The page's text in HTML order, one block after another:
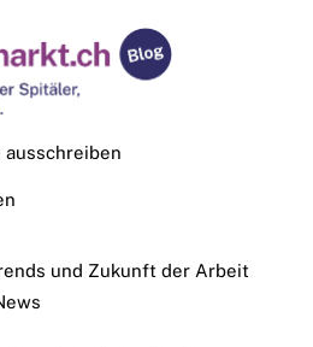
und Zukunft der Arbeit